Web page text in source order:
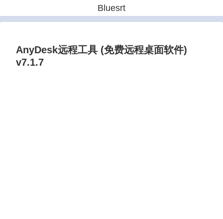
Bluesrt
AnyDesk远程工具 (免费远程桌面软件)
v7.1.7